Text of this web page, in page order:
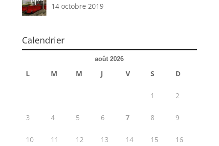
14 octobre 2019
Calendrier
août 2026
L M M J V S D
1 2
3 4 5 6 7 8 9
10 11 12 13 14 15 16